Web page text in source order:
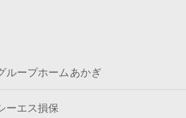
ループホームあかぎ
ーエス損保